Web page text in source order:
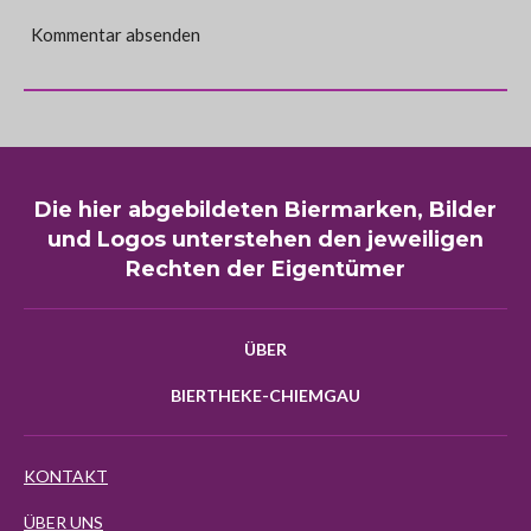
Kommentar absenden
Die hier abgebildeten Biermarken, Bilder
und Logos unterstehen den jeweiligen
Rechten der Eigentümer
ÜBER
BIERTHEKE-CHIEMGAU
KONTAKT
ÜBER UNS